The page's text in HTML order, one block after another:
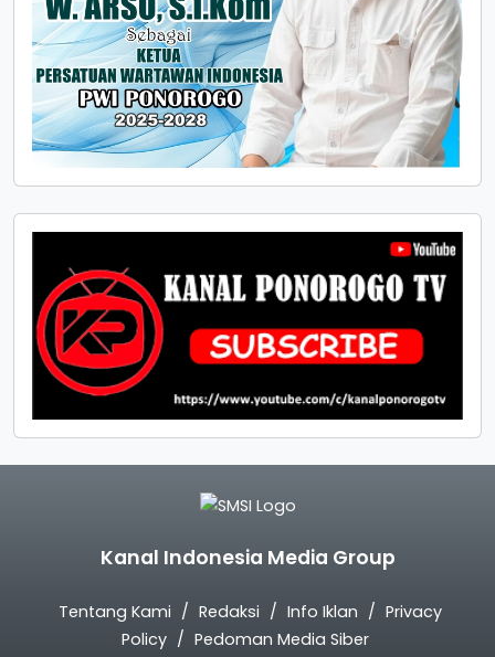
Kanal Indonesia Media Group
Tentang Kami Redaksi Info Iklan
Privacy
Policy
Pedoman Media Siber